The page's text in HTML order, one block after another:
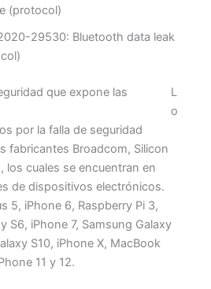
(protocol)
29530: Bluetooth data leak
L
o
por la falla de seguridad
fabricantes Broadcom, Silicon
los cuales se encuentran en
de dispositivos electrónicos.
5, iPhone 6, Raspberry Pi 3,
S6, iPhone 7, Samsung Galaxy
S10, iPhone X, MacBook
11 y 12.